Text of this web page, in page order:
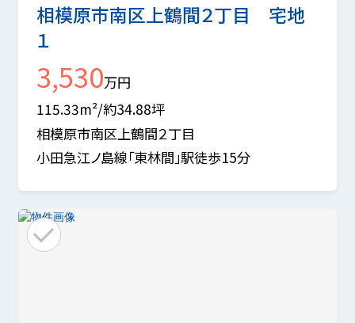
相模原市南区上鶴間２丁目 宅地
１
3,530万円
115.33m²/約34.88坪
相模原市南区上鶴間２丁目
小田急江ノ島線「東林間」駅徒歩15分